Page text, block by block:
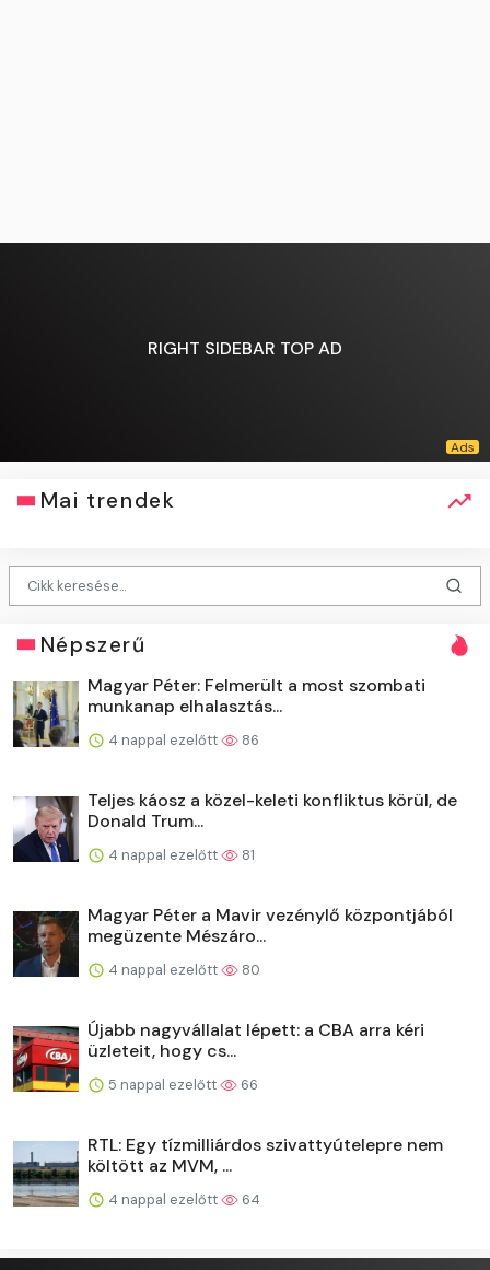
RIGHT SIDEBAR TOP AD
Mai trendek
Népszerű
Magyar Péter: Felmerült a most szombati
munkanap elhalasztás...
4 nappal ezelőtt 86
Teljes káosz a közel-keleti konfliktus körül, de
Donald Trum...
4 nappal ezelőtt 81
Magyar Péter a Mavir vezénylő központjából
megüzente Mészáro...
4 nappal ezelőtt 80
Újabb nagyvállalat lépett: a CBA arra kéri
üzleteit, hogy cs...
5 nappal ezelőtt 66
RTL: Egy tízmilliárdos szivattyútelepre nem
költött az MVM, ...
4 nappal ezelőtt 64